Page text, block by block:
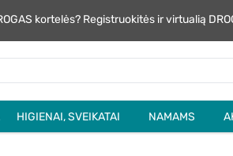
kortelės? Registruokitės ir virtualią
HIGIENAI, SVEIKATAI NAMAMS